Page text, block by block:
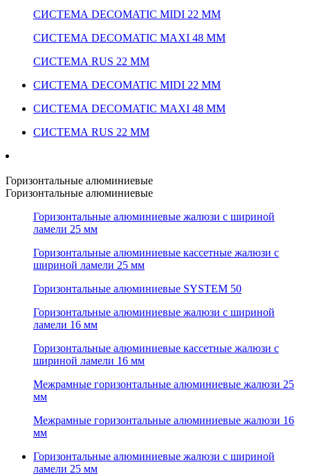
СИСТЕМА DECOMATIC MIDI 22 ММ
СИСТЕМА DECOMATIC MAXI 48 ММ
СИСТЕМА RUS 22 ММ
СИСТЕМА DECOMATIC MIDI 22 ММ
СИСТЕМА DECOMATIC MAXI 48 ММ
СИСТЕМА RUS 22 ММ
Горизонтальные алюминиевые
Горизонтальные алюминиевые
Горизонтальные алюминиевые жалюзи с шириной
ламели 25 мм
Горизонтальные алюминиевые кассетные жалюзи с
шириной ламели 25 мм
Горизонтальные алюминиевые SYSTEM 50
Горизонтальные алюминиевые жалюзи с шириной
ламели 16 мм
Горизонтальные алюминиевые кассетные жалюзи с
шириной ламели 16 мм
Межрамные горизонтальные алюминиевые жалюзи 25
мм
Межрамные горизонтальные алюминиевые жалюзи 16
мм
Горизонтальные алюминиевые жалюзи с шириной
ламели 25 мм